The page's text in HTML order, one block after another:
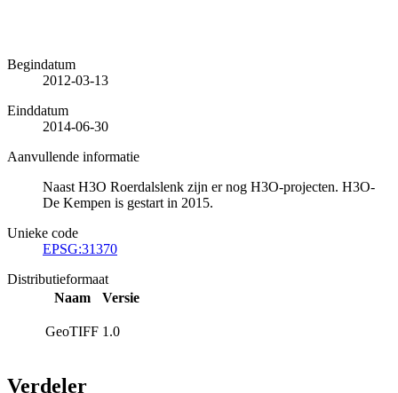
Begindatum
2012-03-13
Einddatum
2014-06-30
Aanvullende informatie
Naast H3O Roerdalslenk zijn er nog H3O-projecten. H3O-
De Kempen is gestart in 2015.
Unieke code
EPSG:31370
Distributieformaat
Naam
Versie
GeoTIFF 1.0
Verdeler